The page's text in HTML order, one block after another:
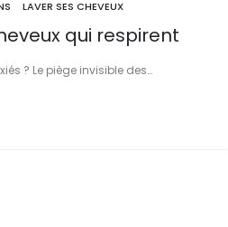
LAVER SES CHEVEUX
qui respirent
? Le piège invisible des…